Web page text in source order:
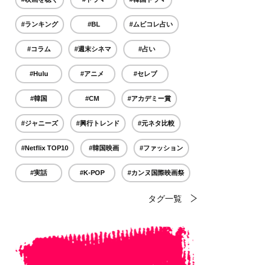
#ランキング #BL #ムビコレ占い
#コラム #週末シネマ #占い
#Hulu #アニメ #セレブ
#韓国 #CM #アカデミー賞
#ジャニーズ #興行トレンド #元ネタ比較
#Netflix TOP10 #韓国映画 #ファッション
#実話 #K-POP #カンヌ国際映画祭
タグ一覧